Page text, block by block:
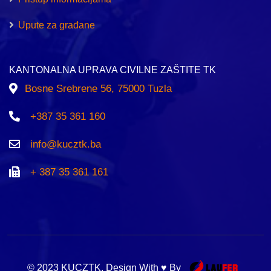
Upute za građane
KANTONALNA UPRAVA CIVILNE ZAŠTITE TK
Bosne Srebrene 56, 75000 Tuzla
+387 35 361 160
info@kucztk.ba
+ 387 35 361 161
© 2023 KUCZTK. Design With ♥ By